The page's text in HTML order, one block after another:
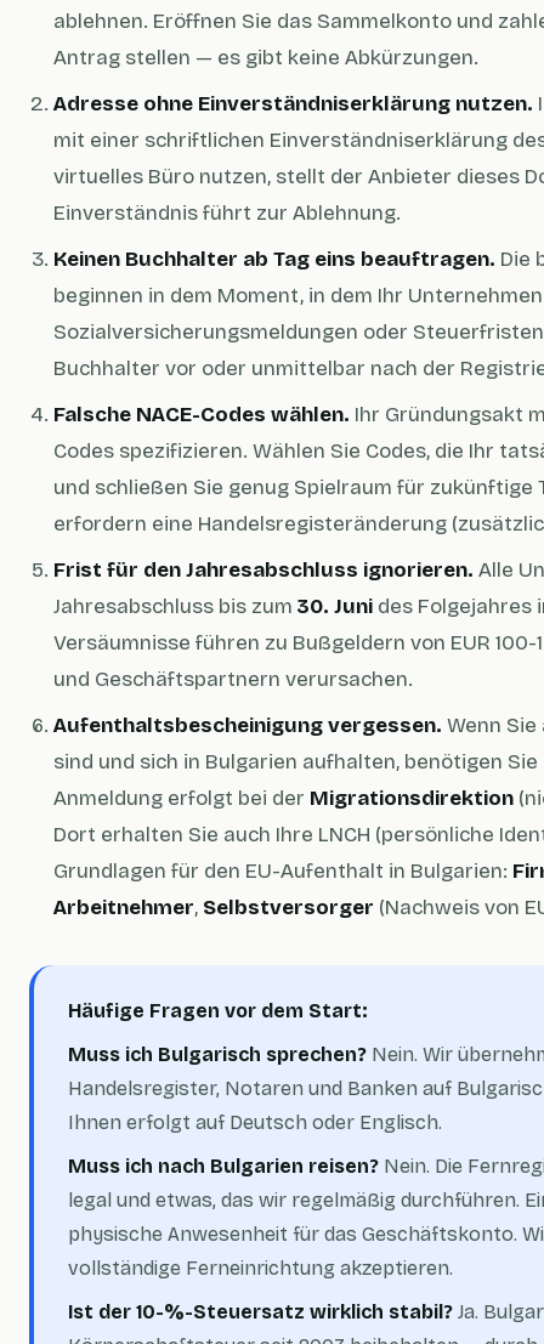
ablehnen. Eröffnen Sie das Sammelkonto und
Antrag stellen — es gibt keine Abkürzungen.
Adresse ohne Einverständniserklärung nutzen.
mit einer schriftlichen Einverständniserklärung
virtuelles Büro nutzen, stellt der Anbieter dieses
Einverständnis führt zur Ablehnung.
Keinen Buchhalter ab Tag eins beauftragen. Die
beginnen in dem Moment, in dem Ihr
Sozialversicherungsmeldungen oder
Buchhalter vor oder unmittelbar nach der
Falsche NACE-Codes wählen. Ihr Gründungsakt
Codes spezifizieren. Wählen Sie Codes, die Ihr
und schließen Sie genug Spielraum für
erfordern eine Handelsregisteränderung
Frist für den Jahresabschluss ignorieren. Alle
Jahresabschluss bis zum 30. Juni des Folgejahres
Versäumnisse führen zu Bußgeldern von EUR
und Geschäftspartnern verursachen.
Aufenthaltsbescheinigung vergessen. Wenn
sind und sich in Bulgarien aufhalten, benötigen
Anmeldung erfolgt bei der Migrationsdirektion
Dort erhalten Sie auch Ihre LNCH (persönliche
Grundlagen für den EU-Aufenthalt in Bulgarien:
Arbeitnehmer, Selbstversorger (Nachweis von
Häufige Fragen vor dem Start:
Muss ich Bulgarisch sprechen? Nein. Wir
Handelsregister, Notaren und Banken auf
Ihnen erfolgt auf Deutsch oder Englisch.
Muss ich nach Bulgarien reisen? Nein. Die
legal und etwas, das wir regelmäßig durchführen.
physische Anwesenheit für das Geschäftskonto.
vollständige Ferneinrichtung akzeptieren.
Ist der 10-%-Steuersatz wirklich stabil? Ja.